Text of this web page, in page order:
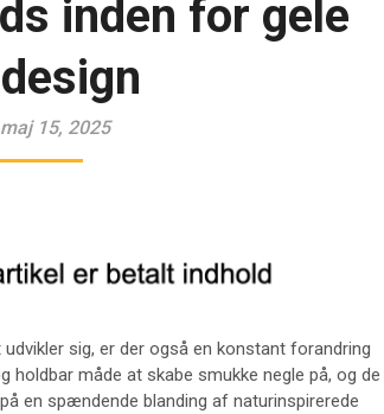
inden for gele
15, 2025
sig, er der også en konstant forandring
holdbar måde at skabe smukke negle på, og de
en spændende blanding af naturinspirerede